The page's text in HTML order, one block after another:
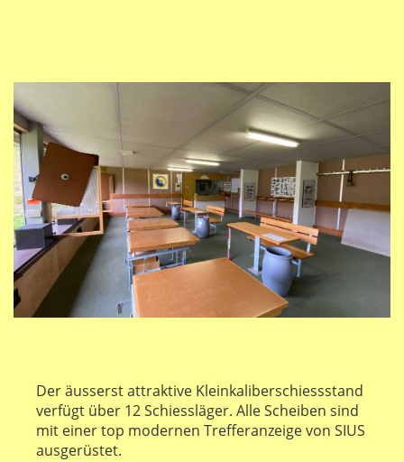
Der äusserst attraktive Kleinkaliberschiessstand
verfügt über 12 Schiessläger. Alle Scheiben sind
mit einer top modernen Trefferanzeige von SIUS
ausgerüstet.